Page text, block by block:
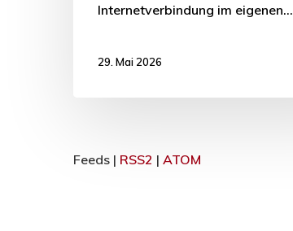
Internetverbindung im eigenen…
29. Mai 2026
Feeds | RSS2 | ATOM